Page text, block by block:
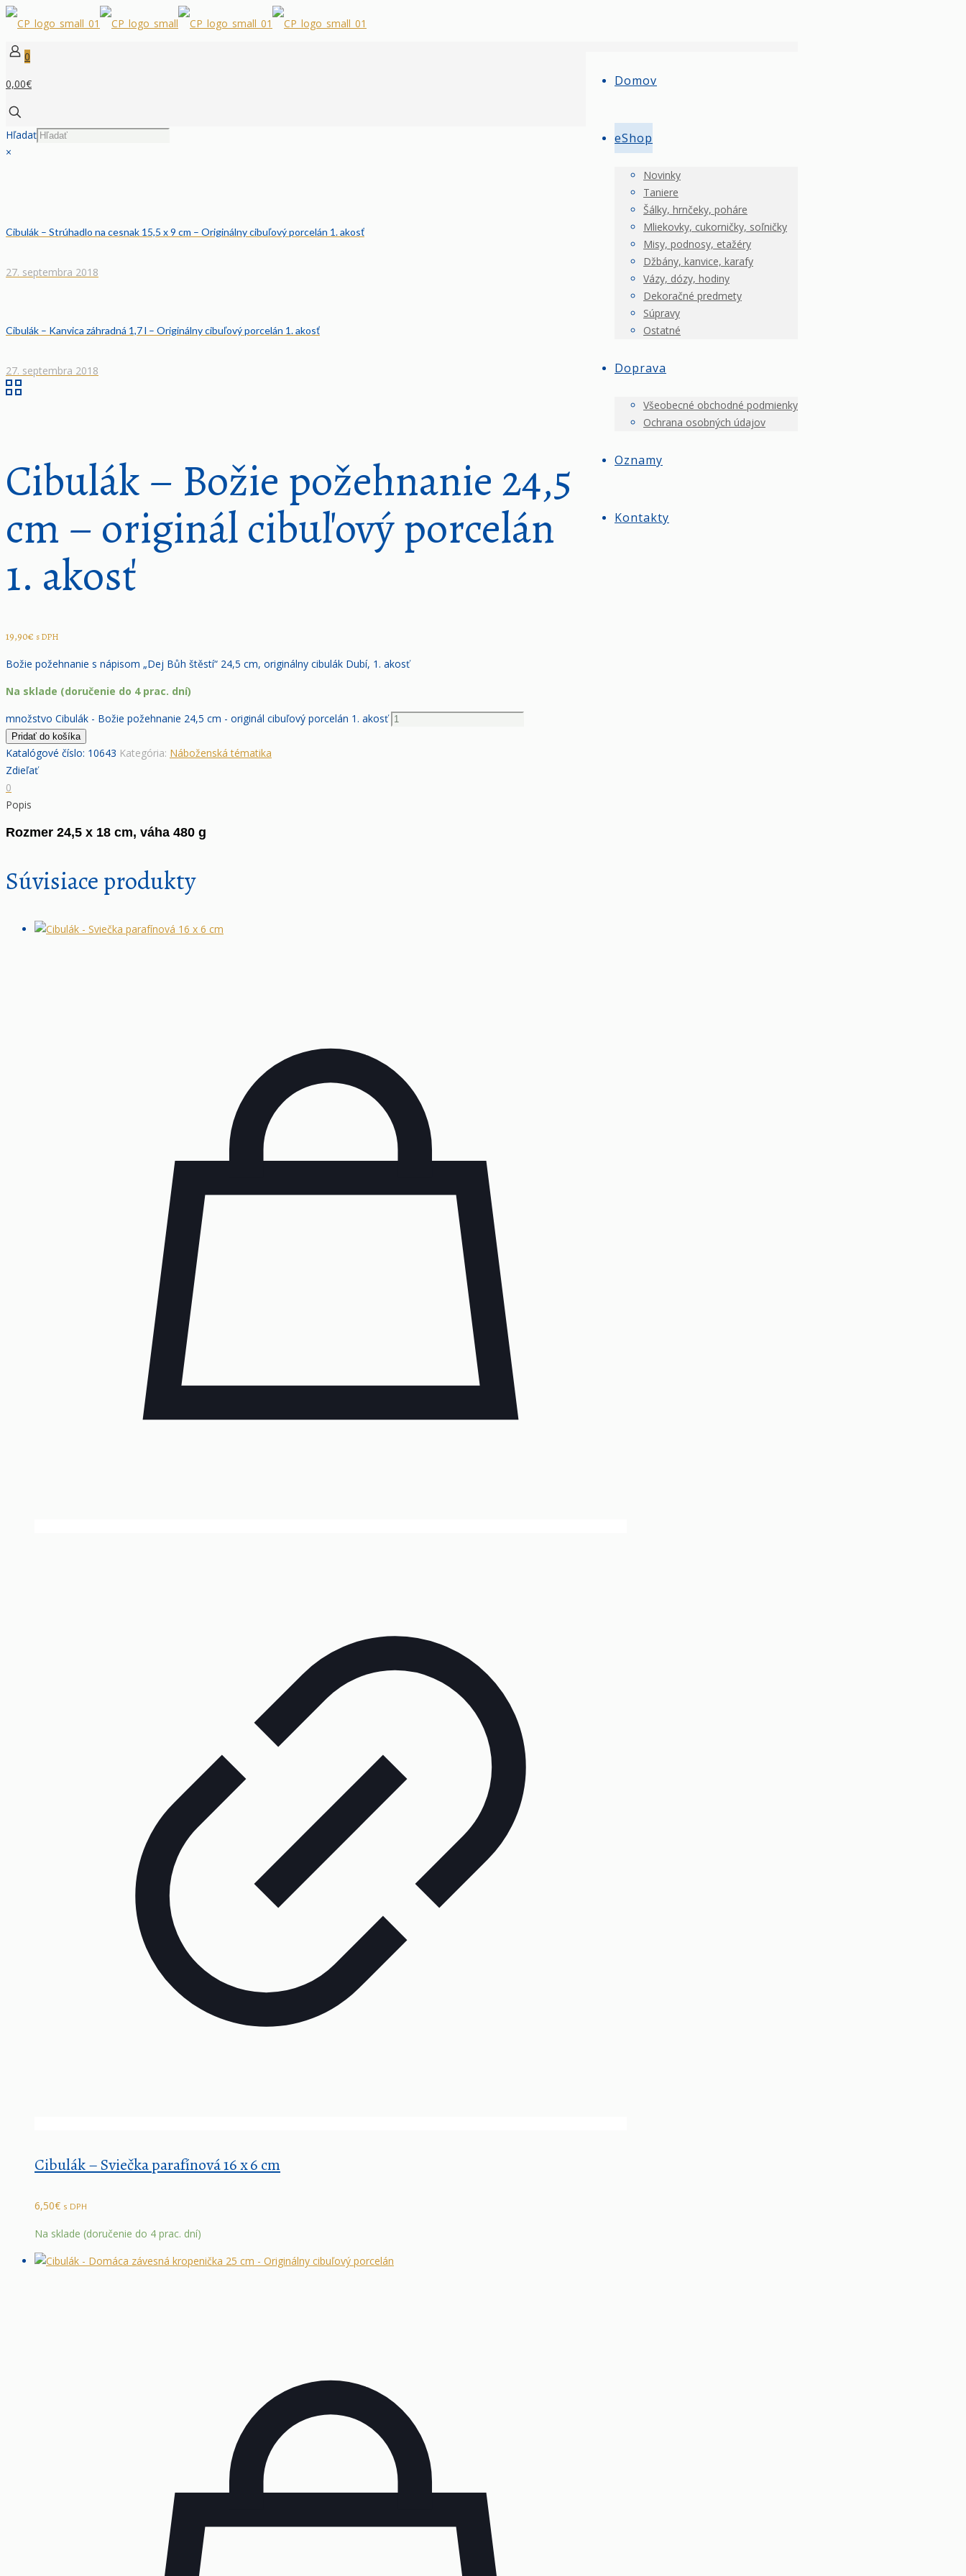
Domov
eShop
Novinky
Taniere
Šálky, hrnčeky, poháre
Mliekovky, cukorničky, soľničky
Misy, podnosy, etažéry
Džbány, kanvice, karafy
Vázy, dózy, hodiny
Dekoračné predmety
Súpravy
Ostatné
Doprava
Všeobecné obchodné podmienky
Ochrana osobných údajov
Oznamy
Kontakty
0
0,00€
Hľadať
×
Cibulák – Strúhadlo na cesnak 15,5 x 9 cm – Originálny cibuľový porcelán 1. akosť
27. septembra 2018
Cibulák – Kanvica záhradná 1,7 l – Originálny cibuľový porcelán 1. akosť
27. septembra 2018
Cibulák – Božie požehnanie 24,5
cm – originál cibuľový porcelán
1. akosť
19,90€ s DPH
Božie požehnanie s nápisom „Dej Bůh štěstí“ 24,5 cm, originálny cibulák Dubí, 1. akosť
Na sklade (doručenie do 4 prac. dní)
množstvo Cibulák - Božie požehnanie 24,5 cm - originál cibuľový porcelán 1. akosť
Pridať do košíka
Katalógové číslo: 10643 Kategória: Náboženská tématika
Zdieľať
0
Popis
Rozmer 24,5 x 18 cm, váha 480 g
Súvisiace produkty
Cibulák – Sviečka parafínová 16 x 6 cm
6,50€ s DPH
Na sklade (doručenie do 4 prac. dní)